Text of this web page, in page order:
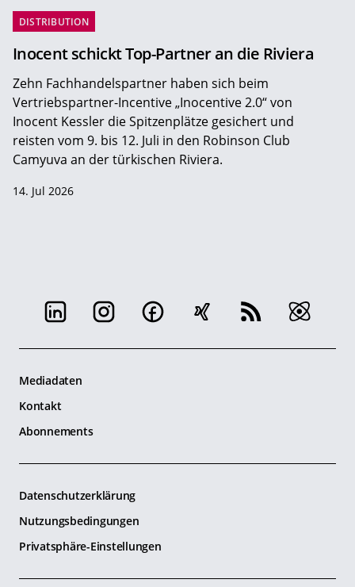
DISTRIBUTION
Inocent schickt Top-Partner an die Riviera
Zehn Fachhandelspartner haben sich beim
Vertriebspartner-Incentive „Inocentive 2.0“ von
Inocent Kessler die Spitzenplätze gesichert und
reisten vom 9. bis 12. Juli in den Robinson Club
Camyuva an der türkischen Riviera.
14. Jul 2026
Mediadaten
Kontakt
Abonnements
Datenschutzerklärung
Nutzungsbedingungen
Privatsphäre-Einstellungen